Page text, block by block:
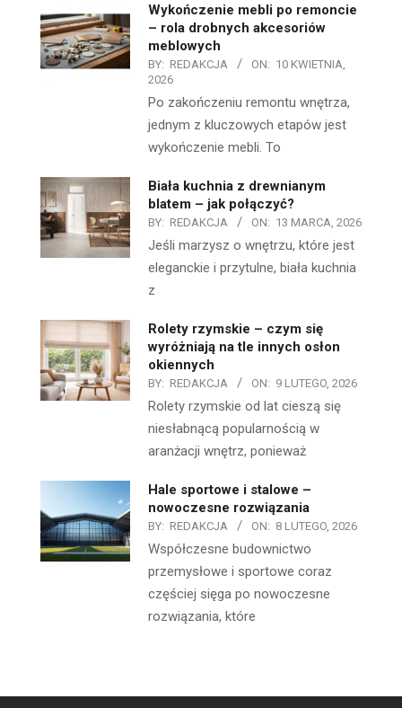
Wykończenie mebli po remoncie
– rola drobnych akcesoriów
meblowych
BY: REDAKCJA ON: 10 KWIETNIA,
2026
Po zakończeniu remontu wnętrza,
jednym z kluczowych etapów jest
wykończenie mebli. To
Biała kuchnia z drewnianym
blatem – jak połączyć?
BY: REDAKCJA ON: 13 MARCA, 2026
Jeśli marzysz o wnętrzu, które jest
eleganckie i przytulne, biała kuchnia
z
Rolety rzymskie – czym się
wyróżniają na tle innych osłon
okiennych
BY: REDAKCJA ON: 9 LUTEGO, 2026
Rolety rzymskie od lat cieszą się
niesłabnącą popularnością w
aranżacji wnętrz, ponieważ
Hale sportowe i stalowe –
nowoczesne rozwiązania
BY: REDAKCJA ON: 8 LUTEGO, 2026
Współczesne budownictwo
przemysłowe i sportowe coraz
częściej sięga po nowoczesne
rozwiązania, które